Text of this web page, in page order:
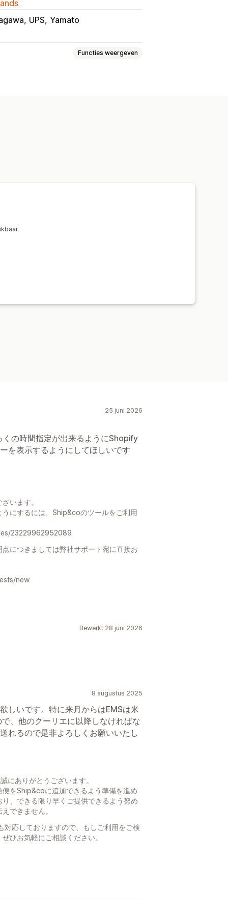
UPS Yamato
Functies weergeven
25 juni 2026
の時間指定が出来るようにShopify
を表示するようにしてほしいです
います。
にするには、Ship&coのツールをご利用
23229962952089
につきましては弊社サポート宛に直接お
new
Bewerkt 28 juni 2026
8 augustus 2025
しいです。特に来月からはEMSは米
、他のクーリエに以降しなければな
れるので是非よろしくお願いいたし
ありがとうございます。
をShip&coに追加できるよう準備を進め
、できる限り早くご提供できるよう努め
できません。
応しておりますので、もしご利用をご検
ひお気軽にご相談ください。